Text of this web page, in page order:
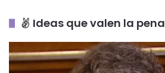
Ideas que valen la pena